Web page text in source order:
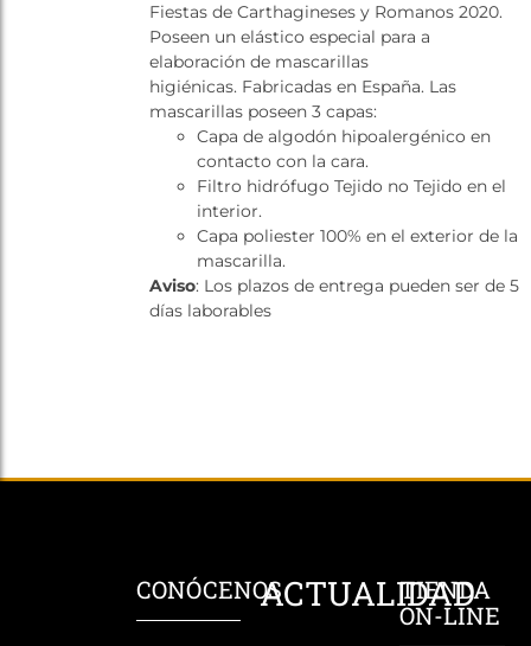
Fiestas de Carthagineses y Romanos 2020.
Poseen un elástico especial para a
elaboración de mascarillas
higiénicas. Fabricadas en España. Las
mascarillas poseen 3 capas:
Capa de algodón hipoalergénico en
contacto con la cara.
Filtro hidrófugo Tejido no Tejido en el
interior.
Capa poliester 100% en el exterior de la
mascarilla.
Aviso: Los plazos de entrega pueden ser de 5
días laborables
CONÓCENOSACTUALIDAD
TIENDA
ON-LINE